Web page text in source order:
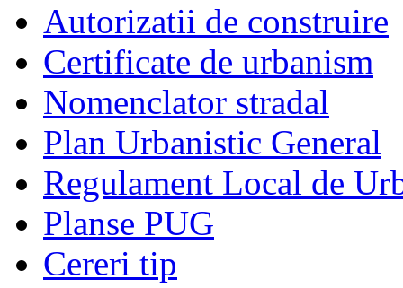
Autorizatii de construire
Certificate de urbanism
Nomenclator stradal
Plan Urbanistic General
Regulament Local de
Planse PUG
Cereri tip